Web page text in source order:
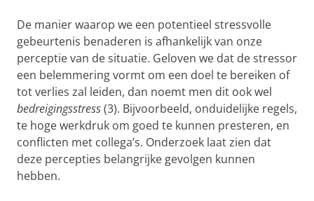
De manier waarop we een potentieel stressvolle
gebeurtenis benaderen is afhankelijk van onze
perceptie van de situatie. Geloven we dat de stressor
een belemmering vormt om een doel te bereiken of
tot verlies zal leiden, dan noemt men dit ook wel
bedreigingsstress(3). Bijvoorbeeld, onduidelijke regels,
te hoge werkdruk om goed te kunnen presteren, en
conflicten met collega’s. Onderzoek laat zien dat
deze percepties belangrijke gevolgen kunnen
hebben.